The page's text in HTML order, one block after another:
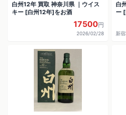
白州12年 買取 神奈川県 ｜ウイス
キー [白州12年]をお酒
17500円
2026/02/28
白
ー
新